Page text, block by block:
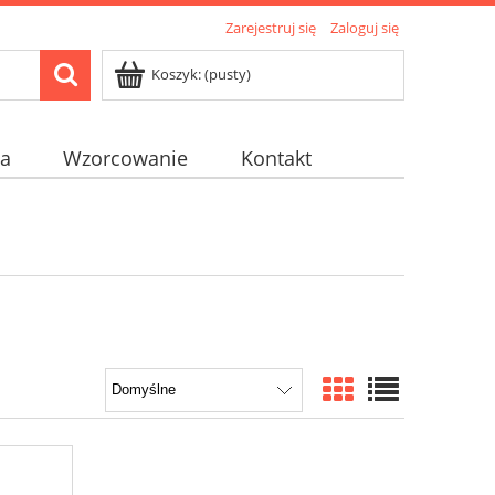
Zarejestruj się Zaloguj się
Koszyk:(pusty)
Wzorcowanie Kontakt